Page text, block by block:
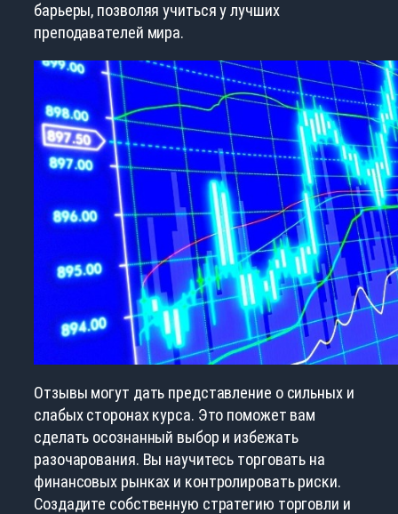
барьеры, позволяя учиться у лучших
преподавателей мира.
Отзывы могут дать представление о сильных и
слабых сторонах курса. Это поможет вам
сделать осознанный выбор и избежать
разочарования. Вы научитесь торговать на
финансовых рынках и контролировать риски.
Создадите собственную стратегию торговли и